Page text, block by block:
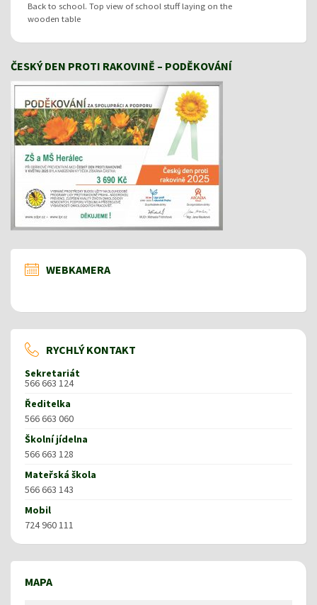
Back to school. Top view of school stuff laying on the
wooden table
ČESKÝ DEN PROTI RAKOVINĚ – PODĚKOVÁNÍ
WEBKAMERA
RYCHLÝ KONTAKT
Sekretariát
566 663 124
Ředitelka
566 663 060
Školní jídelna
566 663 128
Mateřská škola
566 663 143
Mobil
724 960 111
MAPA